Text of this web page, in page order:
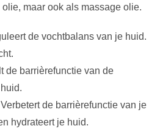
maar ook als massage olie.
de vochtbalans van je huid.
de barrièrefunctie van de
Verbetert de barrièrefunctie van je
hydrateert je huid.